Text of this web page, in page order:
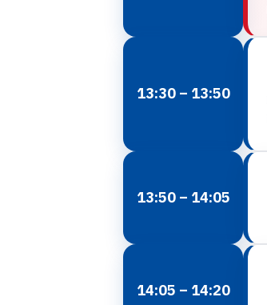
13:30 – 13:50
13:50 – 14:05
14:05 – 14:20